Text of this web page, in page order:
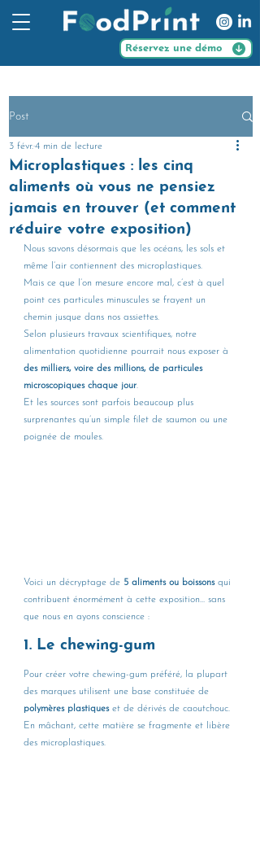
Réservez une démo
Post
Microplastiques : les cinq
aliments où vous ne pensiez
jamais en trouver (et comment
réduire votre exposition)
3 févr.4 min de lecture
Nous savons désormais que les océans, les sols et
même l’air contiennent des microplastiques.
Mais ce que l’on mesure encore mal, c’est à quel
point ces particules minuscules se frayent un
chemin jusque dans nos assiettes.
Selon plusieurs travaux scientifiques, notre
alimentation quotidienne pourrait nous exposer à
des milliers, voire des millions, de particules
microscopiques chaque jour.
Et les sources sont parfois beaucoup plus
surprenantes qu’un simple filet de saumon ou une
poignée de moules.
Voici un décryptage de 5 aliments ou boissons qui
contribuent énormément à cette exposition… sans
que nous en ayons conscience :
1. Le chewing-gum
Pour créer votre chewing-gum préféré, la plupart
des marques utilisent une base constituée de
polymères plastiques et de dérivés de caoutchouc.
En mâchant, cette matière se fragmente et libère
des microplastiques.